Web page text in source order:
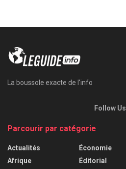
La boussole exacte de l'info
Follow Us
Parcourir par catégorie
Actualités
Afrique
Économie
Éditorial